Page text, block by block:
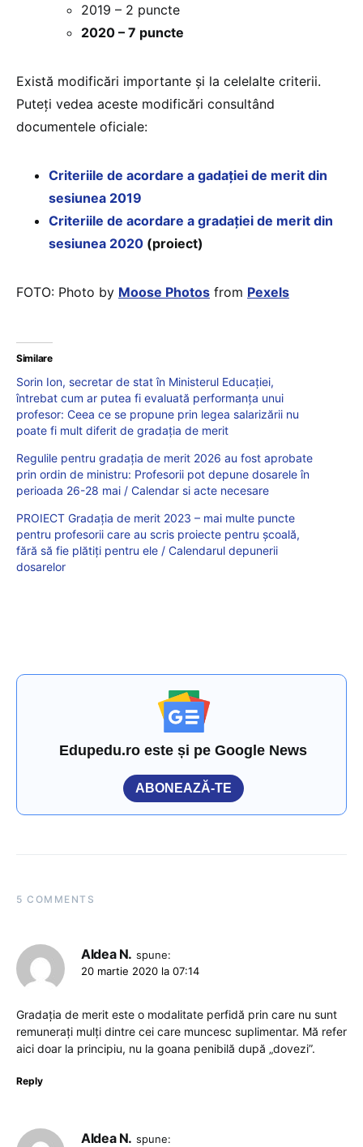
2019 – 2 puncte
2020 – 7 puncte
Există modificări importante și la celelalte criterii.
Puteți vedea aceste modificări consultând
documentele oficiale:
Criteriile de acordare a gadației de merit din
sesiunea 2019
Criteriile de acordare a gradației de merit din
sesiunea 2020 (proiect)
FOTO: Photo by Moose Photos from Pexels
Similare
Sorin Ion, secretar de stat în Ministerul Educației,
întrebat cum ar putea fi evaluată performanța unui
profesor: Ceea ce se propune prin legea salarizării nu
poate fi mult diferit de gradația de merit
Regulile pentru gradația de merit 2026 au fost aprobate
prin ordin de ministru: Profesorii pot depune dosarele în
perioada 26-28 mai / Calendar si acte necesare
PROIECT Gradația de merit 2023 – mai multe puncte
pentru profesorii care au scris proiecte pentru școală,
fără să fie plătiți pentru ele / Calendarul depunerii
dosarelor
Edupedu.ro este și pe Google News
ABONEAZĂ-TE
5 COMMENTS
Aldea N. spune:
20 martie 2020 la 07:14
Gradația de merit este o modalitate perfidă prin care nu sunt
remunerați mulți dintre cei care muncesc suplimentar. Mă refer
aici doar la principiu, nu la goana penibilă după „dovezi”.
Reply
Aldea N. spune: